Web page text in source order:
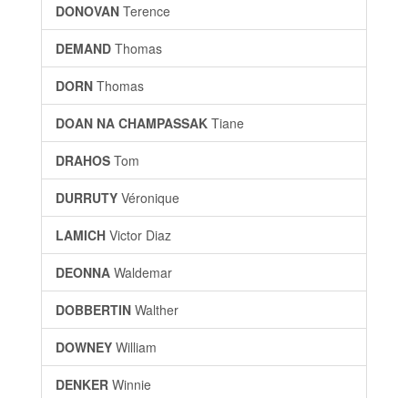
DONOVAN Terence
DEMAND Thomas
DORN Thomas
DOAN NA CHAMPASSAK Tiane
DRAHOS Tom
DURRUTY Véronique
LAMICH Victor Diaz
DEONNA Waldemar
DOBBERTIN Walther
DOWNEY William
DENKER Winnie